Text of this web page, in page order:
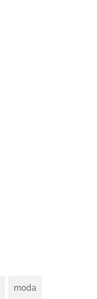
moda